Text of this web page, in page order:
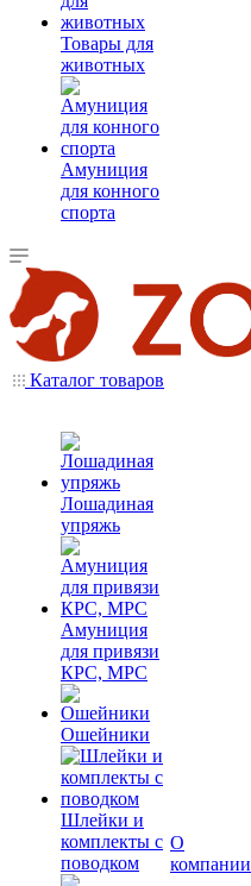
Товары для
животных
Амуниция
для конного
спорта
Каталог товаров
Лошадиная
упряжь
Амуниция
для привязи
КРС, МРС
Ошейники
Шлейки и
комплекты с
поводком
О
компании